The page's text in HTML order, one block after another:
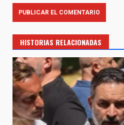
HISTORIAS RELACIONADAS